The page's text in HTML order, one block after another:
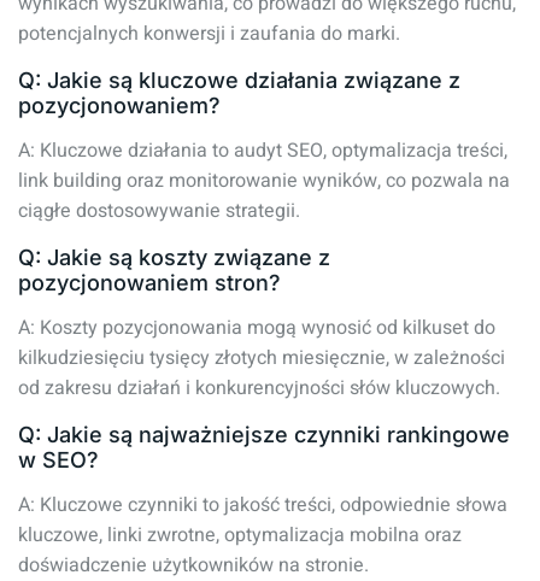
potencjalnych konwersji i zaufania do marki.
Q: Jakie są kluczowe działania związane z
pozycjonowaniem?
A: Kluczowe działania to audyt SEO, optymalizacja treści,
link building oraz monitorowanie wyników, co pozwala na
ciągłe dostosowywanie strategii.
Q: Jakie są koszty związane z
pozycjonowaniem stron?
A: Koszty pozycjonowania mogą wynosić od kilkuset do
kilkudziesięciu tysięcy złotych miesięcznie, w zależności
od zakresu działań i konkurencyjności słów kluczowych.
Q: Jakie są najważniejsze czynniki rankingowe
w SEO?
A: Kluczowe czynniki to jakość treści, odpowiednie słowa
kluczowe, linki zwrotne, optymalizacja mobilna oraz
doświadczenie użytkowników na stronie.